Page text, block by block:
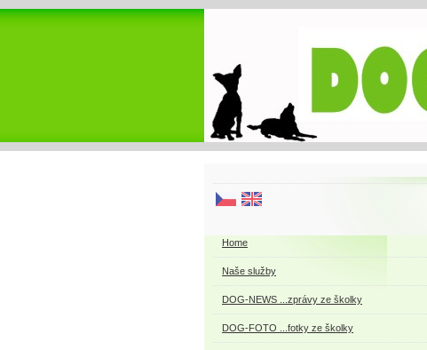
Home
Naše služby
DOG-NEWS ...zprávy ze školky
DOG-FOTO ...fotky ze školky